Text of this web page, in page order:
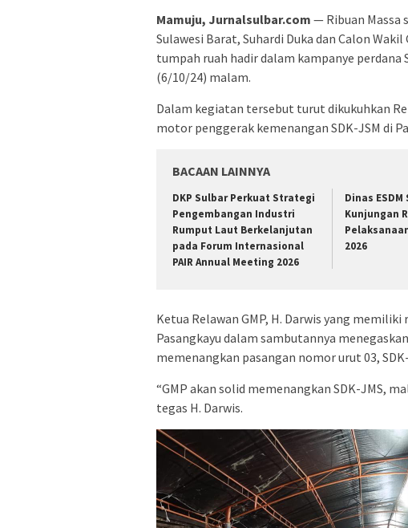
Mamuju, Jurnalsulbar.com — Ribuan Massa
Sulawesi Barat, Suhardi Duka dan Calon
tumpah ruah hadir dalam kampanye perdana
(6/10/24) malam.
Dalam kegiatan tersebut turut dikukuhkan
motor penggerak kemenangan SDK-JSM di
BACAAN LAINNYA
DKP Sulbar Perkuat Strategi
Pengembangan Industri
Rumput Laut Berkelanjutan
pada Forum Internasional
PAIR Annual Meeting 2026
Dinas
Kunjungan
2026
Ketua Relawan GMP, H. Darwis yang
Pasangkayu dalam sambutannya
memenangkan pasangan nomor urut 03,
“GMP akan solid memenangkan SDK-JMS,
tegas H. Darwis.